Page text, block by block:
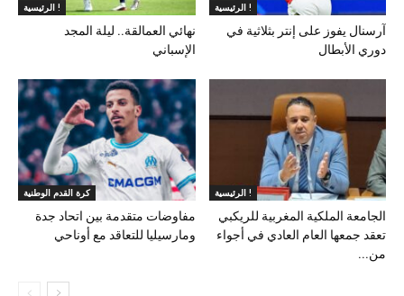
الرئيسية !
نهائي العمالقة.. ليلة المجد
الإسباني
الرئيسية !
آرسنال يفوز على إنتر بثلاثية في
دوري الأبطال
كرة القدم الوطنية
مفاوضات متقدمة بين اتحاد جدة
ومارسيليا للتعاقد مع أوناحي
الرئيسية !
الجامعة الملكية المغربية للريكبي
تعقد جمعها العام العادي في أجواء
من...